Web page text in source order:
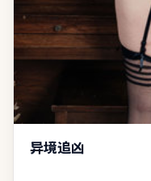
异境追凶